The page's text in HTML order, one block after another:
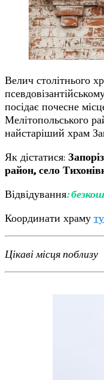
Велич столітнього
посідає почесне
Мелітопольського
найстаріший храм
Як дістатися:
район, село
Відвідування:
Координати храму
Цікаві місця поблизу